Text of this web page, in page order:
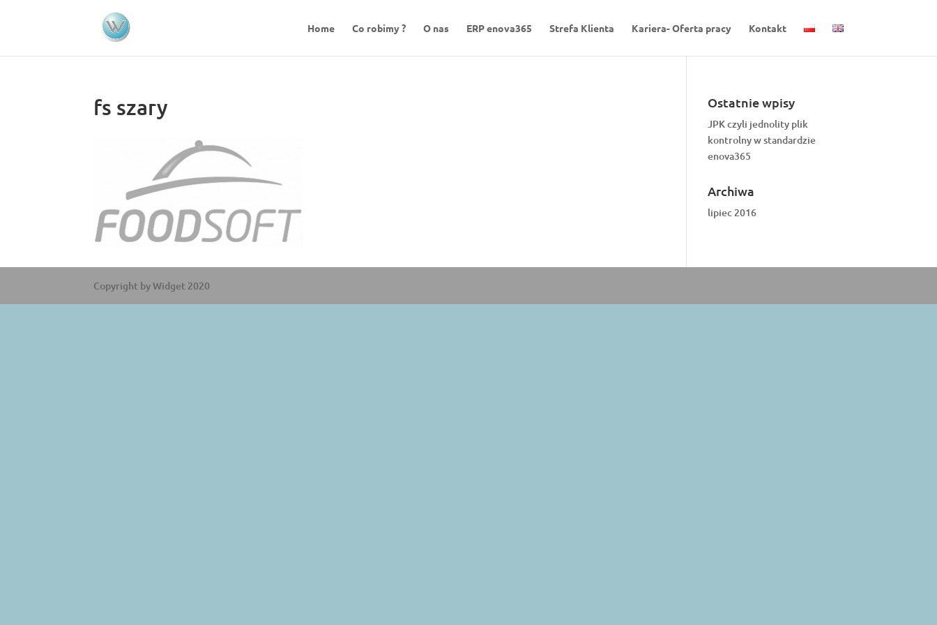
Home Co robimy ? O nas ERP enova365 Strefa Klienta Kariera- Oferta pracy Kontakt
fs szary Ostatnie wpisy
JPK czyli jednolity plik
kontrolny w standardzie
enova365
Archiwa
lipiec 2016
Copyright by Widget 2020